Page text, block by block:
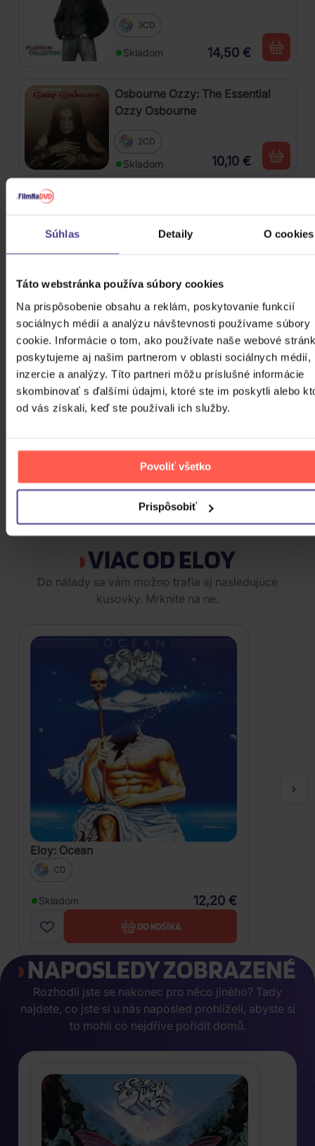
Súhlas Detaily O cookies
Táto webstránka používa súbory cookies
Na prispôsobenie obsahu a reklám, poskytovanie funkcií
sociálnych médií a analýzu návštevnosti používame súbory
cookie. Informácie o tom, ako používate naše webové
poskytujeme aj našim partnerom v oblasti sociálnych médií,
inzercie a analýzy. Títo partneri môžu príslušné informácie
skombinovať s ďalšími údajmi, ktoré ste im poskytli alebo
od vás získali, keď ste používali ich služby.
Povoliť všetko
Prispôsobiť
3CD
Skladom 14,50 €
Osbourne Ozzy: The Essential
Ozzy Osbourne
2CD
Skladom 10,10 €
Rottrová Marie - Všechno
nejlepší...
CD
Skladom 7,60 €
Linkin Park: Meteora
Skladom 8,70 €
ZOBRAZIT VŠECHNY
VIAC OD ELOY
Do nálady sa vám možno trafia aj nasledujúce
kusovky. Mrknite na ne.
Eloy: Ocean
CD
Skladom 12,20 €
DO KOŠÍKA
NAPOSLEDY ZOBRAZENÉ
Rozhodli jste se nakonec pro něco jiného? Tady
najdete, co jste si u nás naposled prohlíželi, abyste si
to mohli co nejdříve pořídit domů.